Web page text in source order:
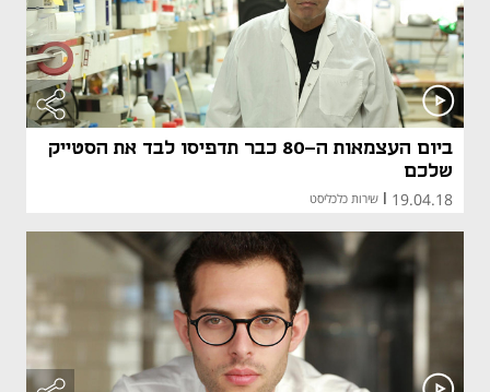
ביום העצמאות ה-80 כבר תדפיסו לבד את הסטייק
שלכם
19.04.18 שירות כלכליסט